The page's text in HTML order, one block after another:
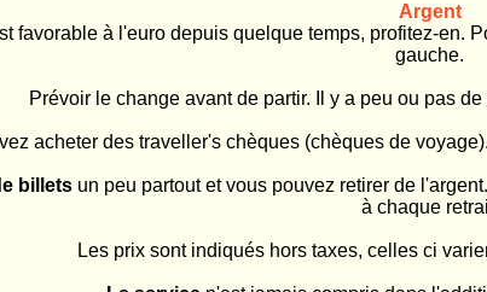
Argent
favorable à l'euro depuis quelque temps, profitez-en.
gauche.
Prévoir le change avant de partir. Il y a peu ou pas
acheter des traveller's chèques (chèques de
billets un peu partout et vous pouvez retirer de
à chaque
Les prix sont indiqués hors taxes, celles ci